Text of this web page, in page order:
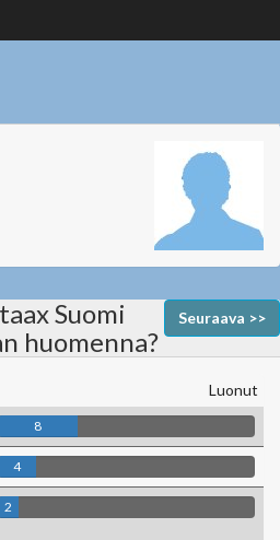
Seuraava >>
Suomi
huomenna?
Luonut
8
4
2